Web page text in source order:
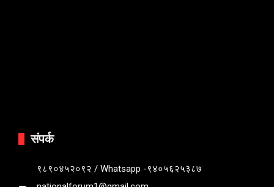
संपर्क
९८९०४५२०९२ / Whatsapp -९४०५६२५३८७